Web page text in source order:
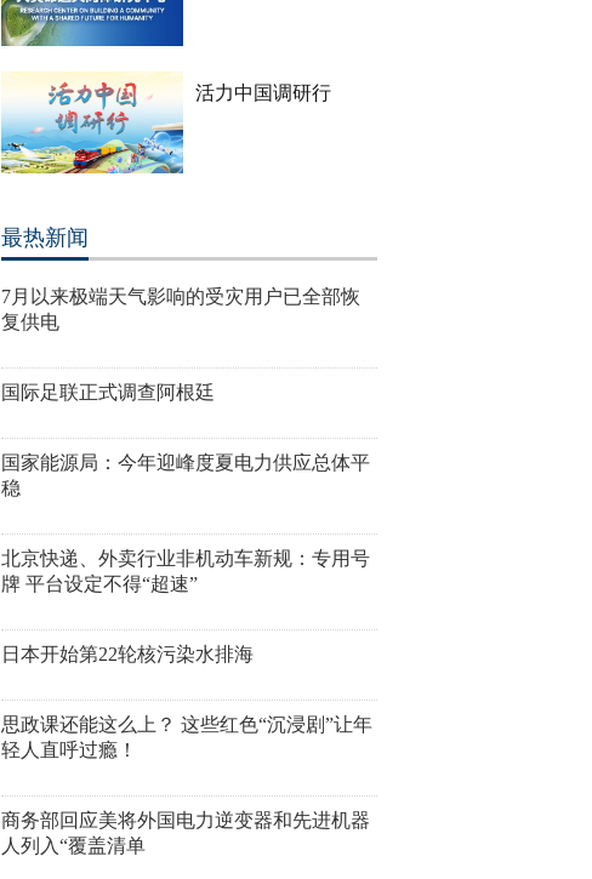
活力中国调研行
最热新闻
7月以来极端天气影响的受灾用户已全部恢
复供电
国际足联正式调查阿根廷
国家能源局：今年迎峰度夏电力供应总体平
稳
北京快递、外卖行业非机动车新规：专用号
牌 平台设定不得“超速”
日本开始第22轮核污染水排海
思政课还能这么上？ 这些红色“沉浸剧”让年
轻人直呼过瘾！
商务部回应美将外国电力逆变器和先进机器
人列入“覆盖清单